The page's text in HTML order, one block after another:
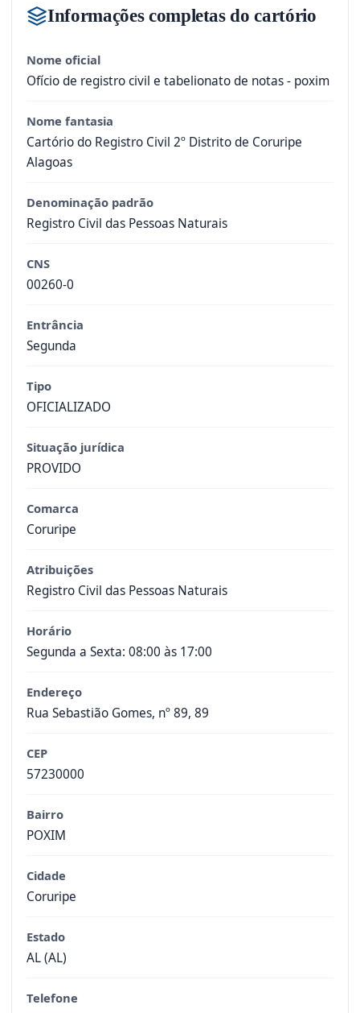
Informações completas do cartório
Nome oficial
Ofício de registro civil e tabelionato de notas - poxim
Nome fantasia
Cartório do Registro Civil 2º Distrito de Coruripe
Alagoas
Denominação padrão
Registro Civil das Pessoas Naturais
CNS
00260-0
Entrância
Segunda
Tipo
OFICIALIZADO
Situação jurídica
PROVIDO
Comarca
Coruripe
Atribuições
Registro Civil das Pessoas Naturais
Horário
Segunda a Sexta: 08:00 às 17:00
Endereço
Rua Sebastião Gomes, nº 89, 89
CEP
57230000
Bairro
POXIM
Cidade
Coruripe
Estado
AL (AL)
Telefone